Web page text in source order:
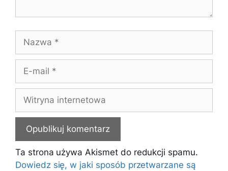
mail
internetowa
Ta strona używa Akismet do redukcji spamu.
Dowiedz się, w jaki sposób przetwarzane są